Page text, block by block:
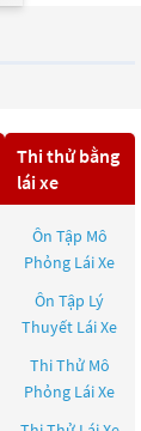
Thi thử bằng
lái xe
Ôn Tập Mô
Phỏng Lái Xe
Ôn Tập Lý
Thuyết Lái Xe
Thi Thử Mô
Phỏng Lái Xe